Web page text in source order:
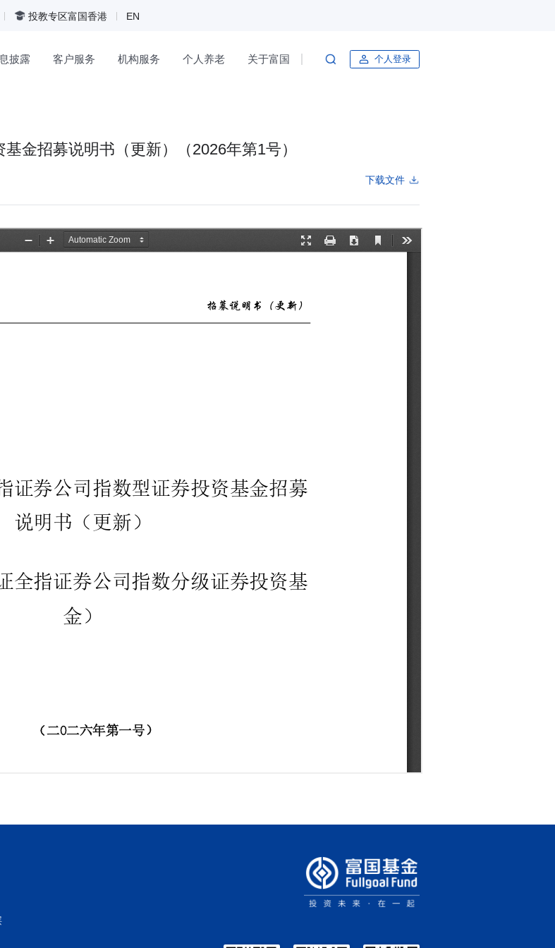
投教专区富国香港 EN
个人登录
披露 客户服务 机构服务 个人养老 关于富国
金招募说明书（更新）（2026年第1号）
下载文件